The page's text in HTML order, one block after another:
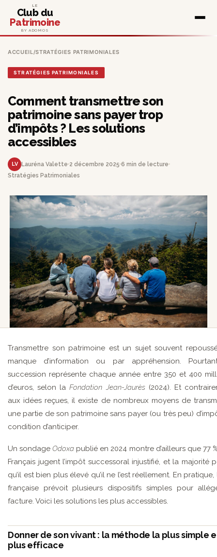
LE
Club du
Patrimoine
BY ADOMOS
ACCUEIL/STRATÉGIES PATRIMONIALES
STRATÉGIES PATRIMONIALES
Comment transmettre son
patrimoine sans payer trop
d’impôts ? Les solutions
accessibles
LV Lauréna Valette 2 décembre 2025 6 min de lecture
Stratégies Patrimoniales
Transmettre son patrimoine est un sujet souvent
manque d’information ou par appréhension.
succession représente chaque année entre 350 et 400
d’euros, selon laFondation Jean-Jaurès(2024). Et
aux idées reçues, il existe de nombreux moyens de
une partie de son patrimoine sans payer (ou très peu)
condition d’anticiper.
Un sondageOdoxa publié en 2024 montre d’ailleurs que 77
Français jugent l’impôt successoral injustifié, et la majorité
qu’il est bien plus élevé qu’il ne l’est réellement. En
française prévoit plusieurs dispositifs simples pour
facture. Voici les solutions les plus accessibles.
Donner de son vivant : la méthode la plus simple
plus efficace